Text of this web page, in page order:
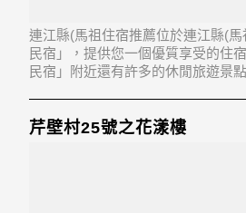
連江縣(馬祖住宿推薦位於連江縣(
民宿」，提供您一個優質享受的住
民宿」附近還有許多的休閒旅遊景
芹壁村25號之花漾樓